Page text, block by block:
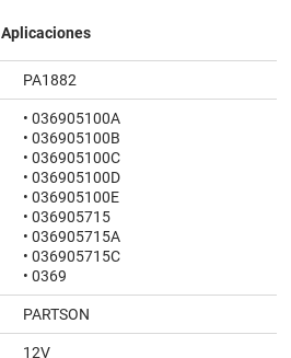
Aplicaciones
PA1882
• 036905100A
• 036905100B
• 036905100C
• 036905100D
• 036905100E
• 036905715
• 036905715A
• 036905715C
• 0369
PARTSON
12V